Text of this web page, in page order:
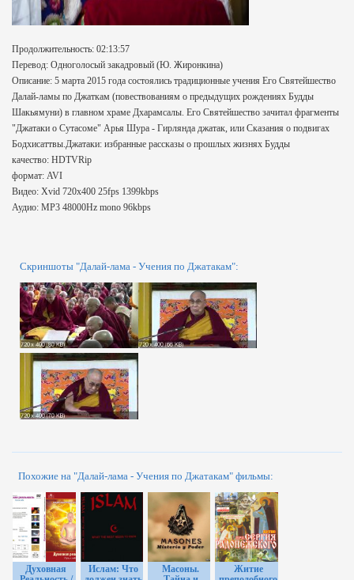
Продолжительность: 02:13:57
Перевод: Одноголосый закадровый (Ю. Жиронкина)
Описание: 5 марта 2015 года состоялись традиционные учения Его Святейшество
Далай-ламы по Джаткам (повествованиям о предыдущих рождениях Будды
Шакьямуни) в главном храме Дхарамсалы. Его Святейшество зачитал фрагменты
"Джатаки о Сутасоме" Арья Шура - Гирлянда джатак, или Сказания о подвигах
Бодхисаттвы.Джатаки: избранные рассказы о прошлых жизнях Будды
качество: HDTVRip
формат: AVI
Видео: Xvid 720x400 25fps 1399kbps
Аудио: MP3 48000Hz mono 96kbps
Скриншоты "Далай-лама - Учения по Джатакам":
Похожие на "Далай-лама - Учения по Джатакам" фильмы:
Духовная
Ислам: Что
Масоны.
Житие